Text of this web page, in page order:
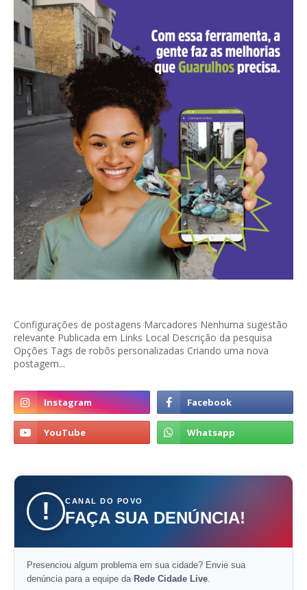
Configurações de postagens Marcadores Nenhuma sugestão
relevante Publicada em Links Local Descrição da pesquisa
Opções Tags de robôs personalizadas Criando uma nova
postagem...
! CANAL DO POVO
FAÇA SUA DENÚNCIA!
Presenciou algum problema em sua cidade? Envie sua
denúncia para a equipe da Rede Cidade Live